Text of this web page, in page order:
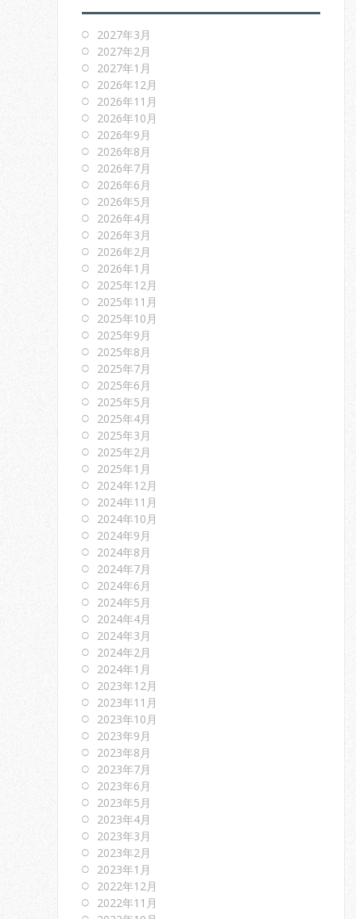
2027年3月
2027年2月
2027年1月
2026年12月
2026年11月
2026年10月
2026年9月
2026年8月
2026年7月
2026年6月
2026年5月
2026年4月
2026年3月
2026年2月
2026年1月
2025年12月
2025年11月
2025年10月
2025年9月
2025年8月
2025年7月
2025年6月
2025年5月
2025年4月
2025年3月
2025年2月
2025年1月
2024年12月
2024年11月
2024年10月
2024年9月
2024年8月
2024年7月
2024年6月
2024年5月
2024年4月
2024年3月
2024年2月
2024年1月
2023年12月
2023年11月
2023年10月
2023年9月
2023年8月
2023年7月
2023年6月
2023年5月
2023年4月
2023年3月
2023年2月
2023年1月
2022年12月
2022年11月